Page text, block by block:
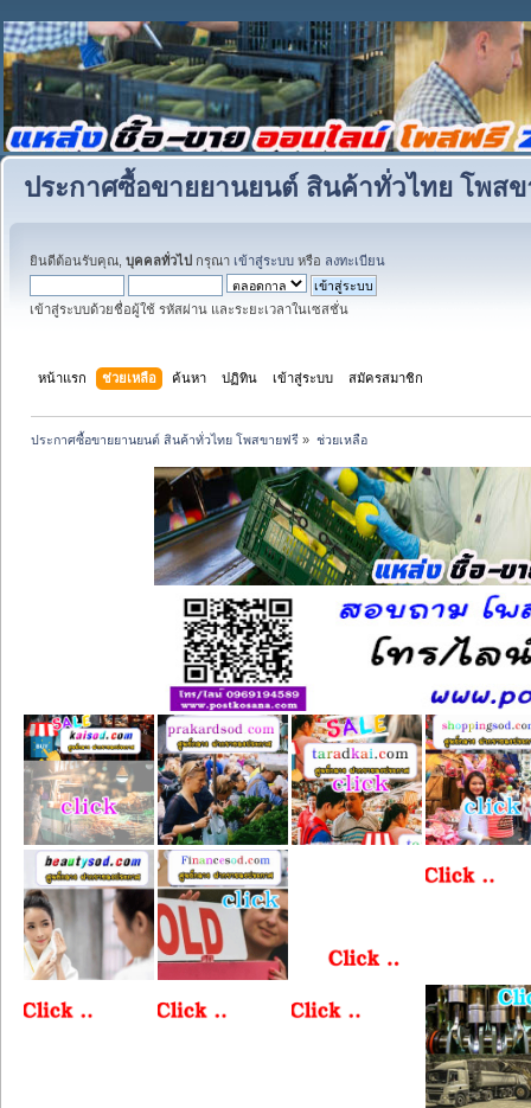
ประกาศซื้อขายยานยนต์ สินค้าทั่วไทย โพส
ยินดีต้อนรับคุณ, บุคคลทั่วไป กรุณา เข้าสู่ระบบ หรือ ลงทะเบียน
เข้าสู่ระบบด้วยชื่อผู้ใช้ รหัสผ่าน และระยะเวลาในเซสชั่น
หน้าแรก ช่วยเหลือ ค้นหา ปฏิทิน เข้าสู่ระบบ สมัครสมาชิก
ประกาศซื้อขายยานยนต์ สินค้าทั่วไทย โพสขายฟรี » ช่วยเหลือ